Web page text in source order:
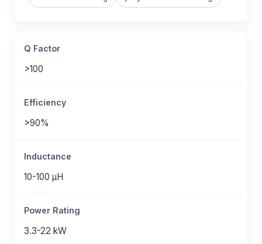
Q Factor
>100
Efficiency
>90%
Inductance
10-100 μH
Power Rating
3.3-22 kW